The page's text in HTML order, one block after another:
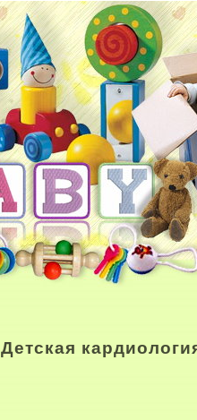
Детская